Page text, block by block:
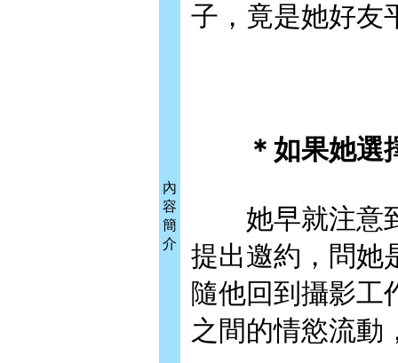
內
容
簡
介
子，竟是她好
＊如果她選
她早就注意到
提出邀約，問她
隨他回到攝影工
之間的情慾流